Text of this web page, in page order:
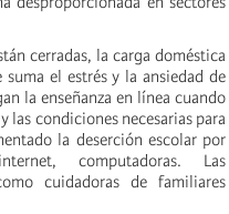
cerradas, la carga doméstica
el estrés y la ansiedad de
la enseñanza en línea cuando
las condiciones necesarias para
la deserción escolar por
computadoras. Las
cuidadoras de familiares